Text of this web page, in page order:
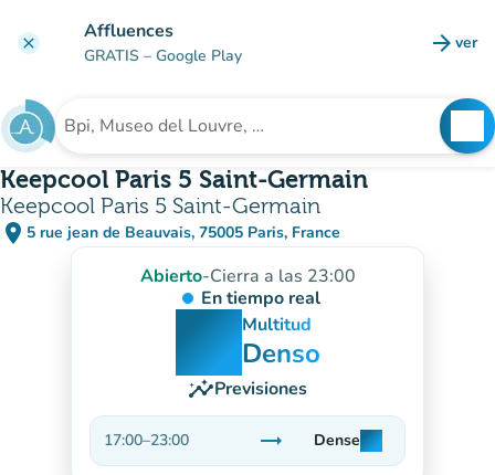
clear Affluences
GRATIS – Google Play arrow_forward ver
Buscar un establecimiento
Keepcool Paris 5 Saint-Germain
Keepcool Paris 5 Saint-Germain
place 5 rue jean de Beauvais, 75005 Paris, France
(abrir en Google Maps)
(nueva pestaña)
Abierto-Cierra a las 23:00
En tiempo real
man
man
manMultitud
Denso
insightsPrevisiones
17:00–23:00 trending_flat
Estable
Denseman
man
man